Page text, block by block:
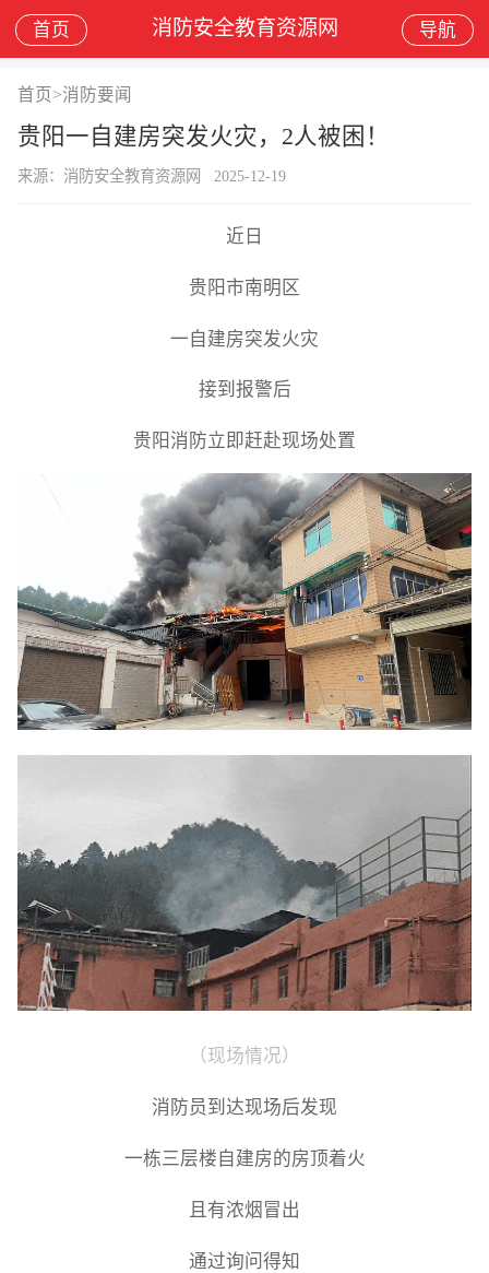
首页 消防安全教育资源网 导航
首页 >消防要闻
贵阳一自建房突发火灾，2人被困！
来源：消防安全教育资源网 2025-12-19
近日
贵阳市南明区
一自建房突发火灾
接到报警后
贵阳消防立即赶赴现场处置
（现场情况）
消防员到达现场后发现
一栋三层楼自建房的房顶着火
且有浓烟冒出
通过询问得知